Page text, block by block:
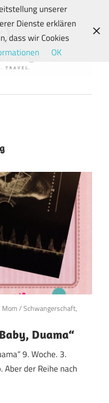
Mom/Schwangerschaft,
Duama“
9. Woche. 3.
Aber der Reihe nach
unserer
Dienste erklären
dass wir Cookies
OK